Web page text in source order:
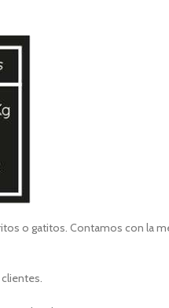
o gatitos. Contamos con la